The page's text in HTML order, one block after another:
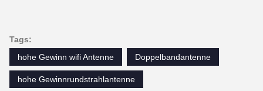
Tags:
hohe Gewinn wifi Antenne
Doppelbandantenne
hohe Gewinnrundstrahlantenne